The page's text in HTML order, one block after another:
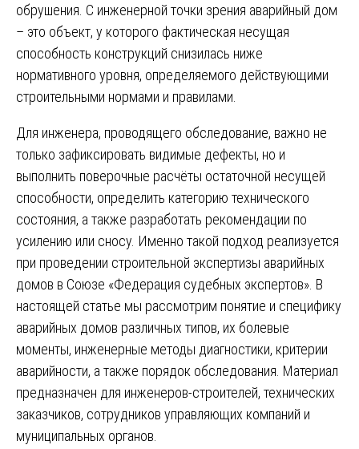
обрушения. С инженерной точки зрения аварийный дом
– это объект, у которого фактическая несущая
способность конструкций снизилась ниже
нормативного уровня, определяемого действующими
строительными нормами и правилами.
Для инженера, проводящего обследование, важно не
только зафиксировать видимые дефекты, но и
выполнить поверочные расчёты остаточной несущей
способности, определить категорию технического
состояния, а также разработать рекомендации по
усилению или сносу. Именно такой подход реализуется
при проведении строительной экспертизы аварийных
домов в Союзе «Федерация судебных экспертов». В
настоящей статье мы рассмотрим понятие и специфику
аварийных домов различных типов, их болевые
моменты, инженерные методы диагностики, критерии
аварийности, а также порядок обследования. Материал
предназначен для инженеров-строителей, технических
заказчиков, сотрудников управляющих компаний и
муниципальных органов.